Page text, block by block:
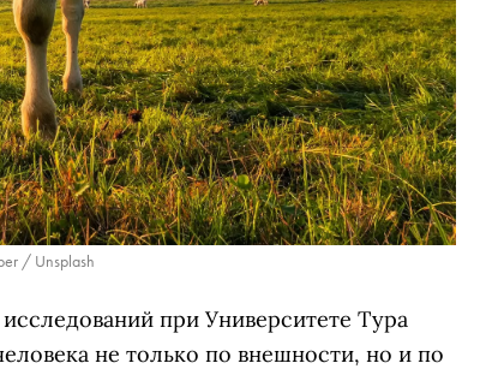
/ Unsplash
при Университете Тура
не только по внешности, но и по